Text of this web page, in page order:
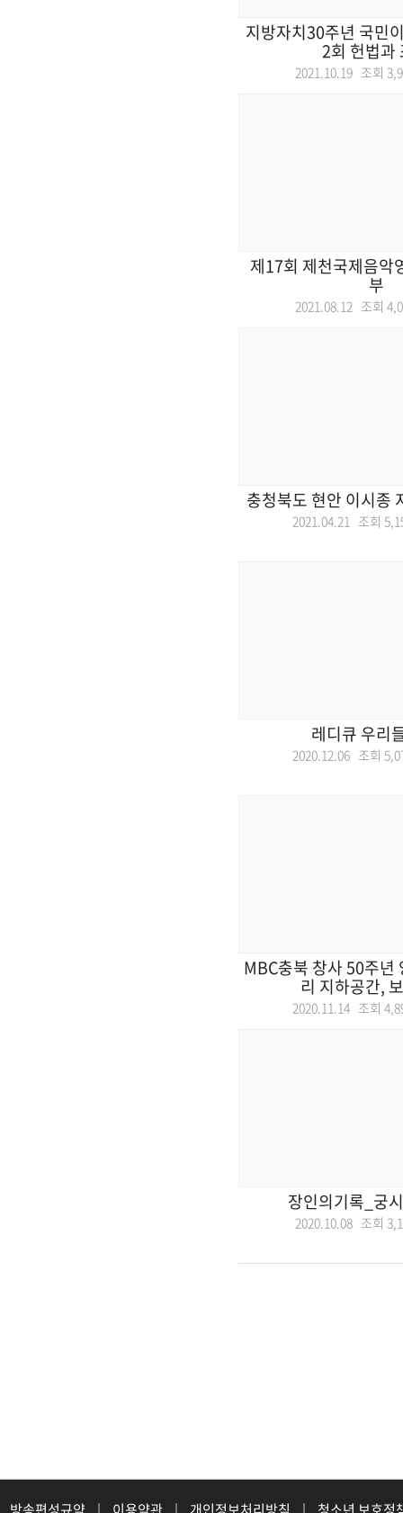
지방자치30주년 국민
2회 헌법과
2021.10.19 조회
제17회 제천국제음악
부
2021.08.12 조회
충청북도 현안 이시종
2021.04.21 조회
레디큐 우리
2020.12.06 조회
MBC충북 창사 50주년
리 지하공간,
2020.11.14 조회
장인의기록_궁
2020.10.08 조회